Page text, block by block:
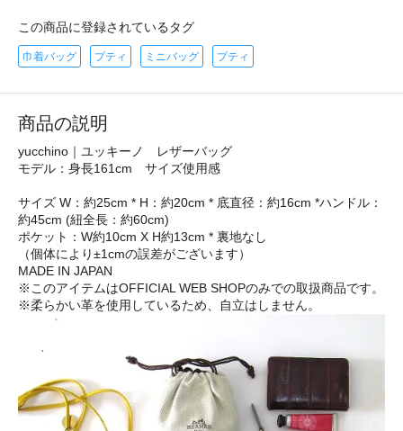
この商品に登録されているタグ
巾着バッグ プティ ミニバッグ プティ
商品の説明
yucchino｜ユッキーノ レザーバッグ
モデル：身長161cm サイズ使用感
サイズ W：約25cm * H：約20cm * 底直径：約16cm *ハンドル：
約45cm (紐全長：約60cm)
ポケット：W約10cm X H約13cm * 裏地なし
（個体により±1cmの誤差がございます）
MADE IN JAPAN
※このアイテムはOFFICIAL WEB SHOPのみでの取扱商品です。
※柔らかい革を使用しているため、自立はしません。